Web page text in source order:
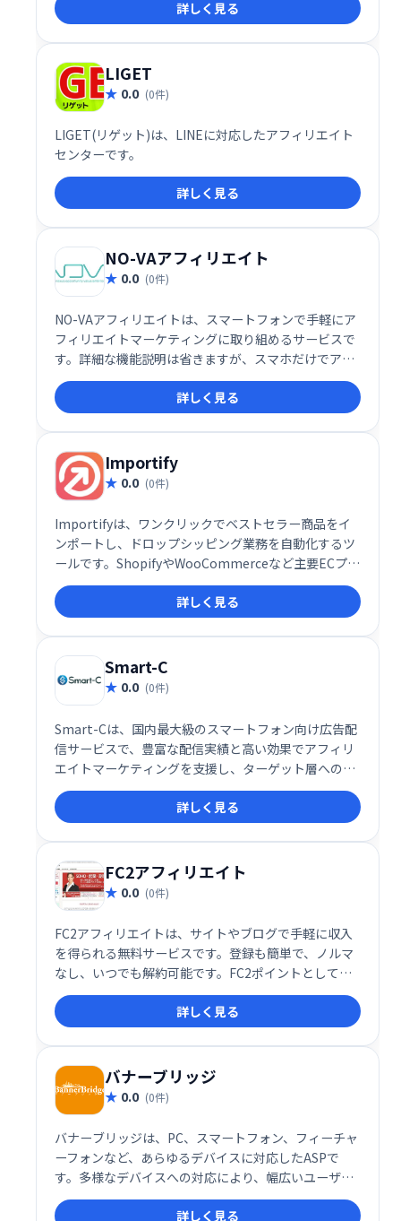
の、安定した収益モデルを提供します。
詳しく見る
LIGET
0.0 (0件)
LIGET(リゲット)は、LINEに対応したアフィリエイト
センターです。
詳しく見る
NO-VAアフィリエイト
0.0 (0件)
NO-VAアフィリエイトは、スマートフォンで手軽にア
フィリエイトマーケティングに取り組めるサービスで
す。詳細な機能説明は省きますが、スマホだけでアフ
ィリエイトを始めたい方におすすめです。
詳しく見る
Importify
0.0 (0件)
Importifyは、ワンクリックでベストセラー商品をイ
ンポートし、ドロップシッピング業務を自動化するツ
ールです。ShopifyやWooCommerceなど主要ECプラ
ットフォームとシームレスに連携し、多くの卸売業者
に対応。商品リスト作成から在庫管理、注文処理まで
を自動化することで、効率的なドロップシッピングビ
ジネスを実現します。時間を節約し、売上拡大を目指
しましょう。
詳しく見る
Smart-C
0.0 (0件)
Smart-Cは、国内最大級のスマートフォン向け広告配
信サービスで、豊富な配信実績と高い効果でアフィリ
エイトマーケティングを支援し、ターゲット層への的
確な広告配信で売上向上を実現します。
詳しく見る
FC2アフィリエイト
0.0 (0件)
FC2アフィリエイトは、サイトやブログで手軽に収入
を得られる無料サービスです。登録も簡単で、ノルマ
なし、いつでも解約可能です。FC2ポイントとして利
用でき、高い還元率が魅力。アダルト広告の取り扱い
もあります。気軽に始められるアフィリエイトプログ
ラムをお探しの方に最適です。
詳しく見る
バナーブリッジ
0.0 (0件)
バナーブリッジは、PC、スマートフォン、フィーチャ
ーフォンなど、あらゆるデバイスに対応したASPで
す。多様なデバイスへの対応により、幅広いユーザー
への広告配信を可能にするサービスです。
詳しく見る